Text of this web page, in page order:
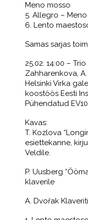
Meno mosso
5. Allegro –
6. Lento
Samas sarjas
25.02. 14:00 –
Zahharenkova,
Helsinki Virka
koostöös Eesti
Pühendatud
Kavas:
T. Kozlova
esiettekanne,
Veldile.
P. Uusberg
klaverile
A. Dvořak